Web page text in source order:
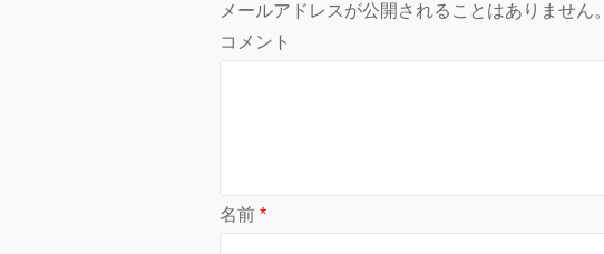
メールアドレスが公開されることはありません。
コメント
名前 *